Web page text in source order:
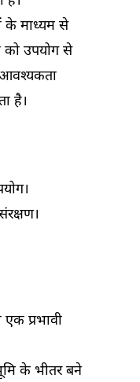
के माध्यम से
को उपयोग से
है।
प्रभावी
के भीतर बने